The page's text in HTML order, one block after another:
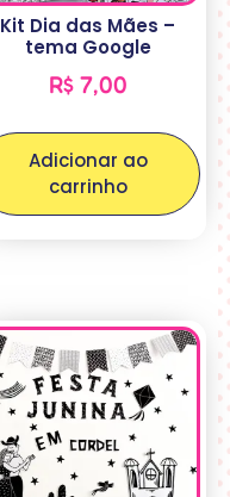
Kit Dia das Mães –
tema Google
R$7,00
Adicionar ao
carrinho